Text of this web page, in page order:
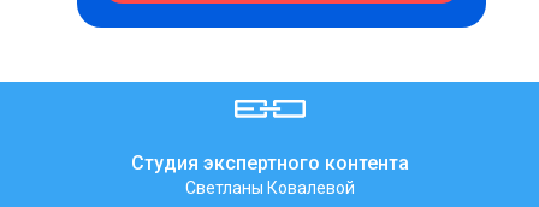
Светланы Ковалевой
Студия экспертного контента